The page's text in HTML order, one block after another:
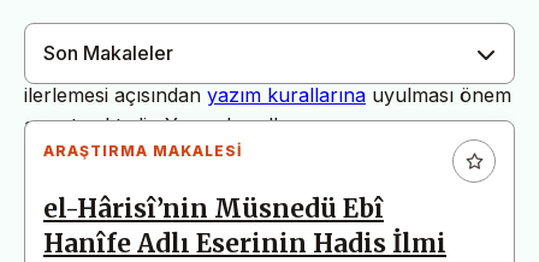
Dergimiz yayın süreçlerinin daha hızlı ve sağlıklı
ilerlemesi açısından yazım kurallarına uyulması önem
arz etmektedir. Yazım kurallarına uymayan
başvurular değerlendirme aşamasına alınmadan iade
edilecektir. Bu nedenle çalışmalarınızı yüklemeden
önce çalışmanızın yazım kurallarına uygun olarak
düzenlendiğinden emin olunuz.
Son Makaleler
ARAŞTIRMA MAKALESI
el-Hârisî’nin Müsnedü Ebî
Hanîfe Adlı Eserinin Hadis İlmi